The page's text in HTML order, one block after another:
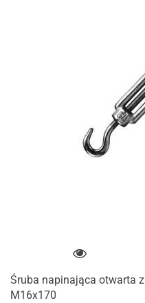
Śruba napinająca otwarta
M16x170